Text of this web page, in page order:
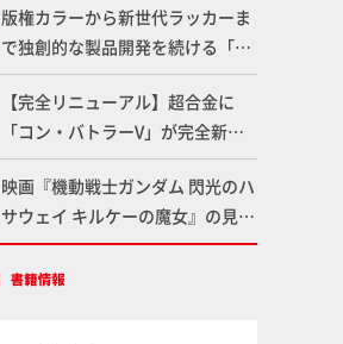
変形、劇中どおりのプロポーショ
ンを再現【機動戦士Zガンダム】
版権カラーから新世代ラッカーま
で独創的な製品開発を続ける「ガ
イアノーツ」に塗料開発の裏側と
ラッカー塗料の未来についてイン
タビュー！
【完全リニューアル】超合金に
「コン・バトラーV」が完全新規
造形で登場！気になる仕様を試作
品の撮り下ろしでご紹介!!さらに
「大鉄人17」＆「ワンエイト」セ
ット情報もお届け！【超合金の
魂】
映画『機動戦士ガンダム 閃光のハ
サウェイ キルケーの魔女』の見放
題配信が8月31日（月）よりスタ
ート！Prime Videoで国内独占配